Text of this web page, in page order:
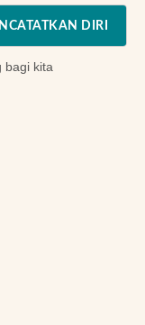
DIRI
bagi kita